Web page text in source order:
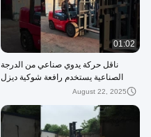
01:02
ناقل حركة يدوي صناعي من الدرجة
الصناعية يستخدم رافعة شوكية ديزل
Heli 3 طن برتقالي بثلاث مراحل صلبة TAugust 22, 2025